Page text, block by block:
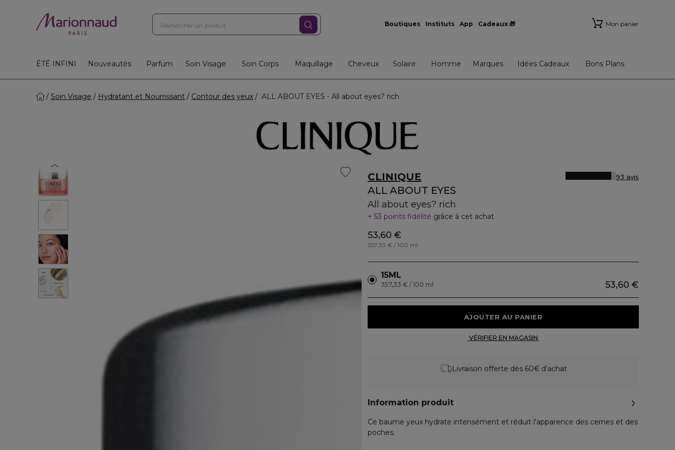
Boutiques Instituts App Cadeaux 🎁 Mon panier
ÉTÉ INFINI Nouveautés Parfum Soin Visage Soin Corps Maquillage Cheveux Solaire Homme Marques Idées Cadeaux Bons Plans
Soin Visage Hydratant et Nourrissant Contour des yeux ALL ABOUT EYES - All about eyes? rich
CLINIQUE
ALL ABOUT EYES
All about eyes? rich
93 avis
53 points fidélité grâce à cet achat
53,60 €
357,33 € / 100 ml
15ML
53,60 €
357,33 € / 100 ml
Livraison offerte dès 60€ d’achat
Information produit
Ce baume yeux hydrate intensément et réduit l'apparence des cernes et des
poches.